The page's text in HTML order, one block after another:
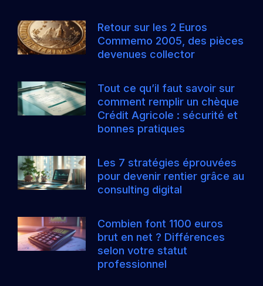
Retour sur les 2 Euros
Commemo 2005, des pièces
devenues collector
Tout ce qu’il faut savoir sur
comment remplir un chèque
Crédit Agricole : sécurité et
bonnes pratiques
Les 7 stratégies éprouvées
pour devenir rentier grâce au
consulting digital
Combien font 1100 euros
brut en net ? Différences
selon votre statut
professionnel